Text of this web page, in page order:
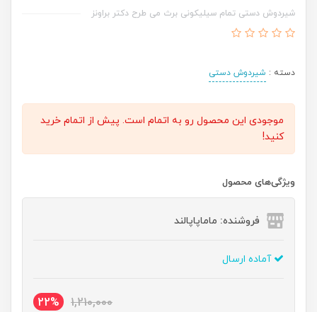
شیردوش دستی تمام سیلیکونی برث می طرح دکتر براونز
دسته : شیردوش دستی
موجودی این محصول رو به اتمام است. پیش از اتمام خرید
کنید!
ویژگی‌های محصول
فروشنده: ماماپاپالند
آماده ارسال
1,210,000
22%